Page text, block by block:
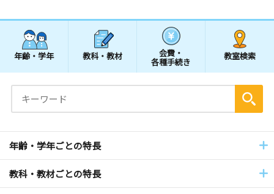
年齢・学年 教科・教材 会費・
各種手続き
教室検索
年齢・学年ごとの特長
教科・教材ごとの特長